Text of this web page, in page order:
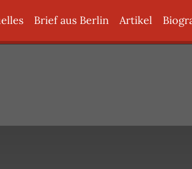
Brief aus Berlin Artikel